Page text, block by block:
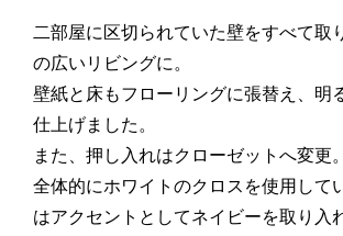
二部屋に区切られていた壁をすべて取
の広いリビングに。
壁紙と床もフローリングに張替え、明
仕上げました。
また、押し入れはクローゼットへ変更。
全体的にホワイトのクロスを使用して
はアクセントとしてネイビーを取り入